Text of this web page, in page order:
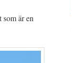
som är en